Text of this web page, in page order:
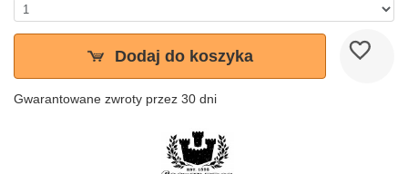
Dodaj do koszyka
Gwarantowane zwroty przez 30 dni